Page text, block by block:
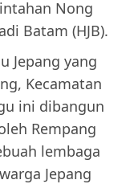
Nong
Batam (HJB).
Jepang yang
Kecamatan
ini dibangun
Rempang
lembaga
Jepang